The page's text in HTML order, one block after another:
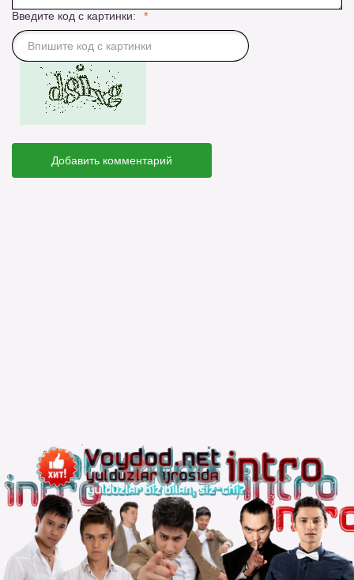
Введите код с картинки:
Добавить комментарий